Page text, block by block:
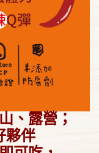
、露營；
夥伴